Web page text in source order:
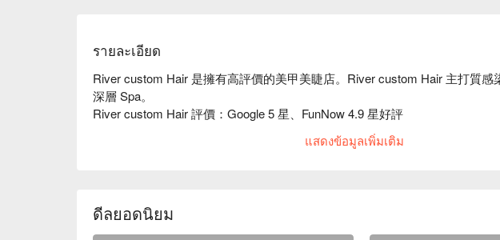
รายละเอียด
River custom Hair 是擁有高評價的美甲美睫店。River custom Hair 主打質感
深層 Spa。
River custom Hair 評價：Google 5 星、FunNow 4.9 星好評
River custom Hair 服務：秉持 Order-made 客製化的精神，認為髮型本身就
這裡我們除了是一名美髮師更像一名雕塑家，細心耐心地精緻打造專屬於您的
แสดงข้อมูลเพิ่มเติม
ดีลยอดนิยม